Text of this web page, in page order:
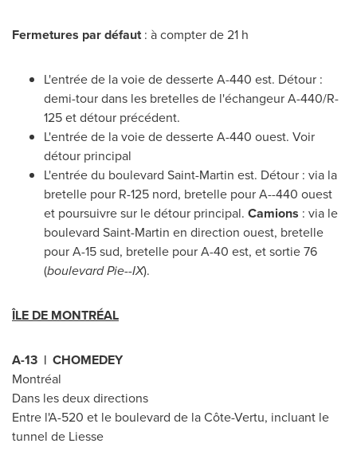
Fermetures par défaut: à compter de 21 h
L'entrée de la voie de desserte A-440 est. Détour :
demi-tour dans les bretelles de l'échangeur A-440/R-
125 etdétour précédent.
L'entrée de la voie de desserte A-440 ouest. Voir
détour principal
L'entrée du boulevard Saint-Martin est. Détour : via la
bretelle pour R-125 nord, bretelle pour A--440 ouest
et poursuivre sur le détour principal. Camions : via le
boulevard Saint-Martin en direction ouest, bretelle
pour A-15 sud, bretelle pour A-40 est, et sortie 76
(boulevard Pie--IX).
ÎLE DE MONTRÉAL
A-13 | CHOMEDEY
Montréal
Dans les deux directions
Entre l'A-520 et le boulevard de la Côte-Vertu, incluant le
tunnel de Liesse